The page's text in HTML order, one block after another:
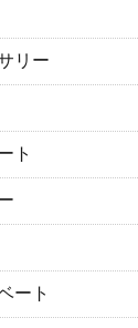
リー
ト
ート